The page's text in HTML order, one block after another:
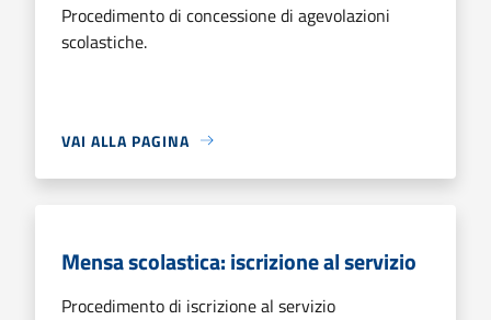
Procedimento di concessione di agevolazioni
scolastiche.
VAI ALLA PAGINA
Mensa scolastica: iscrizione al servizio
Procedimento di iscrizione al servizio